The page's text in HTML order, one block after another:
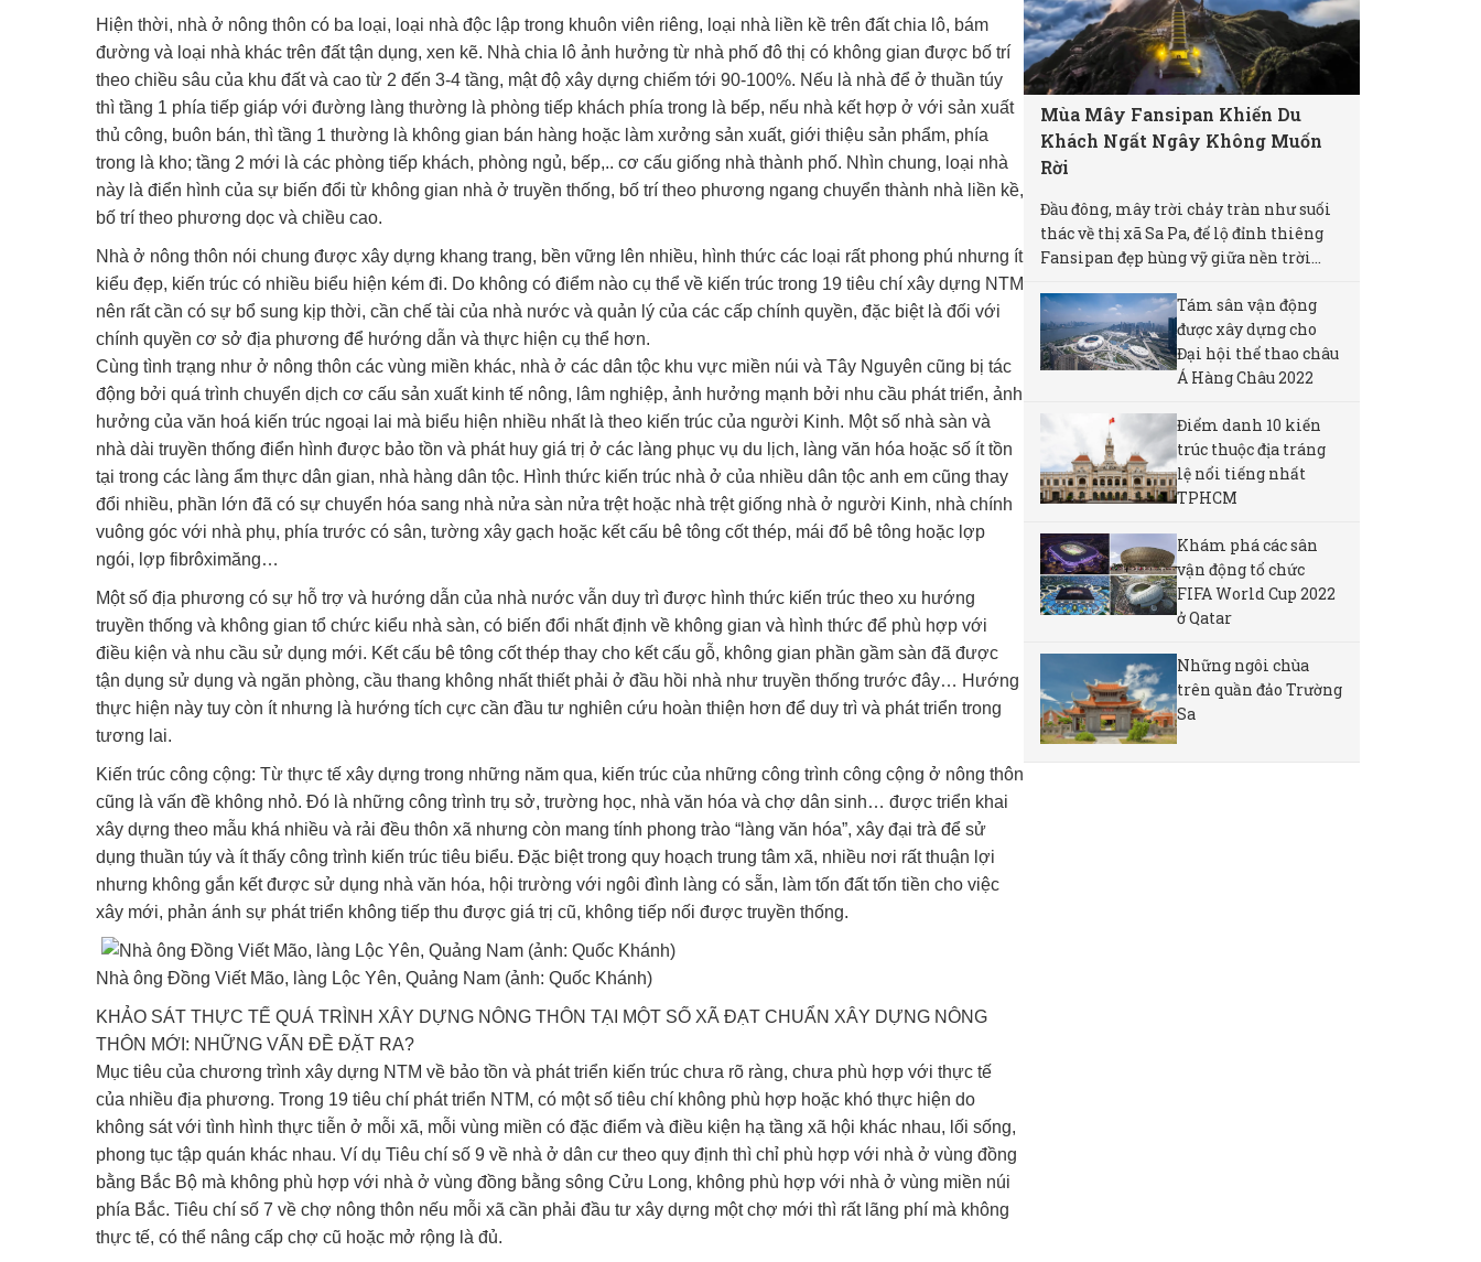
Hiện thời, nhà ở nông thôn có ba loại, loại nhà độc lập trong khuôn viên riêng, loại nhà liền kề trên đất chia lô, bám
đường và loại nhà khác trên đất tận dụng, xen kẽ. Nhà chia lô ảnh hưởng từ nhà phố đô thị có không gian được bố trí
theo chiều sâu của khu đất và cao từ 2 đến 3-4 tầng, mật độ xây dựng chiếm tới 90-100%. Nếu là nhà để ở thuần túy
thì tầng 1 phía tiếp giáp với đường làng thường là phòng tiếp khách phía trong là bếp, nếu nhà kết hợp ở với sản xuất
thủ công, buôn bán, thì tầng 1 thường là không gian bán hàng hoặc làm xưởng sản xuất, giới thiệu sản phẩm, phía
trong là kho; tầng 2 mới là các phòng tiếp khách, phòng ngủ, bếp,.. cơ cấu giống nhà thành phố. Nhìn chung, loại nhà
này là điển hình của sự biến đổi từ không gian nhà ở truyền thống, bố trí theo phương ngang chuyển thành nhà liền kề,
bố trí theo phương dọc và chiều cao.
Nhà ở nông thôn nói chung được xây dựng khang trang, bền vững lên nhiều, hình thức các loại rất phong phú nhưng ít
kiểu đẹp, kiến trúc có nhiều biểu hiện kém đi. Do không có điểm nào cụ thể về kiến trúc trong 19 tiêu chí xây dựng NTM
nên rất cần có sự bổ sung kịp thời, cần chế tài của nhà nước và quản lý của các cấp chính quyền, đặc biệt là đối với
chính quyền cơ sở địa phương để hướng dẫn và thực hiện cụ thể hơn.
Cùng tình trạng như ở nông thôn các vùng miền khác, nhà ở các dân tộc khu vực miền núi và Tây Nguyên cũng bị tác
động bởi quá trình chuyển dịch cơ cấu sản xuất kinh tế nông, lâm nghiệp, ảnh hưởng mạnh bởi nhu cầu phát triển, ảnh
hưởng của văn hoá kiến trúc ngoại lai mà biểu hiện nhiều nhất là theo kiến trúc của người Kinh. Một số nhà sàn và
nhà dài truyền thống điển hình được bảo tồn và phát huy giá trị ở các làng phục vụ du lịch, làng văn hóa hoặc số ít tồn
tại trong các làng ẩm thực dân gian, nhà hàng dân tộc. Hình thức kiến trúc nhà ở của nhiều dân tộc anh em cũng thay
đổi nhiều, phần lớn đã có sự chuyển hóa sang nhà nửa sàn nửa trệt hoặc nhà trệt giống nhà ở người Kinh, nhà chính
vuông góc với nhà phụ, phía trước có sân, tường xây gạch hoặc kết cấu bê tông cốt thép, mái đổ bê tông hoặc lợp
ngói, lợp fibrôximăng…
Một số địa phương có sự hỗ trợ và hướng dẫn của nhà nước vẫn duy trì được hình thức kiến trúc theo xu hướng
truyền thống và không gian tổ chức kiểu nhà sàn, có biến đổi nhất định về không gian và hình thức để phù hợp với
điều kiện và nhu cầu sử dụng mới. Kết cấu bê tông cốt thép thay cho kết cấu gỗ, không gian phần gầm sàn đã được
tận dụng sử dụng và ngăn phòng, cầu thang không nhất thiết phải ở đầu hồi nhà như truyền thống trước đây… Hướng
thực hiện này tuy còn ít nhưng là hướng tích cực cần đầu tư nghiên cứu hoàn thiện hơn để duy trì và phát triển trong
tương lai.
Kiến trúc công cộng: Từ thực tế xây dựng trong những năm qua, kiến trúc của những công trình công cộng ở nông thôn
cũng là vấn đề không nhỏ. Đó là những công trình trụ sở, trường học, nhà văn hóa và chợ dân sinh… được triển khai
xây dựng theo mẫu khá nhiều và rải đều thôn xã nhưng còn mang tính phong trào “làng văn hóa”, xây đại trà để sử
dụng thuần túy và ít thấy công trình kiến trúc tiêu biểu. Đặc biệt trong quy hoạch trung tâm xã, nhiều nơi rất thuận lợi
nhưng không gắn kết được sử dụng nhà văn hóa, hội trường với ngôi đình làng có sẵn, làm tốn đất tốn tiền cho việc
xây mới, phản ánh sự phát triển không tiếp thu được giá trị cũ, không tiếp nối được truyền thống.
Nhà ông Đồng Viết Mão, làng Lộc Yên, Quảng Nam (ảnh: Quốc Khánh)
KHẢO SÁT THỰC TẾ QUÁ TRÌNH XÂY DỰNG NÔNG THÔN TẠI MỘT SỐ XÃ ĐẠT CHUẨN XÂY DỰNG NÔNG
THÔN MỚI: NHỮNG VẤN ĐỀ ĐẶT RA?
Mục tiêu của chương trình xây dựng NTM về bảo tồn và phát triển kiến trúc chưa rõ ràng, chưa phù hợp với thực tế
của nhiều địa phương. Trong 19 tiêu chí phát triển NTM, có một số tiêu chí không phù hợp hoặc khó thực hiện do
không sát với tình hình thực tiễn ở mỗi xã, mỗi vùng miền có đặc điểm và điều kiện hạ tầng xã hội khác nhau, lối sống,
phong tục tập quán khác nhau. Ví dụ Tiêu chí số 9 về nhà ở dân cư theo quy định thì chỉ phù hợp với nhà ở vùng đồng
bằng Bắc Bộ mà không phù hợp với nhà ở vùng đồng bằng sông Cửu Long, không phù hợp với nhà ở vùng miền núi
phía Bắc. Tiêu chí số 7 về chợ nông thôn nếu mỗi xã cần phải đầu tư xây dựng một chợ mới thì rất lãng phí mà không
thực tế, có thể nâng cấp chợ cũ hoặc mở rộng là đủ.
Mùa Mây Fansipan Khiến Du
Khách Ngất Ngây Không Muốn
Rời
Đầu đông, mây trời chảy tràn như suối
thác về thị xã Sa Pa, để lộ đỉnh thiêng
Fansipan đẹp hùng vỹ giữa nền trời...
Tám sân vận động
được xây dựng cho
Đại hội thể thao châu
Á Hàng Châu 2022
Điểm danh 10 kiến
trúc thuộc địa tráng
lệ nổi tiếng nhất
TPHCM
Khám phá các sân
vận động tổ chức
FIFA World Cup 2022
ở Qatar
Những ngôi chùa
trên quần đảo Trường
Sa